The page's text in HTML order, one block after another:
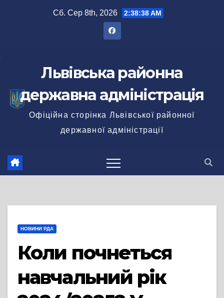
Сб. Сер 8th, 2026 2:38:39 AM
Львівська районна
державна адміністрація
Офіційна сторінка Львівської районної
державної адміністрації
НОВИНИ РДА
Коли почнеться
навчальний рік